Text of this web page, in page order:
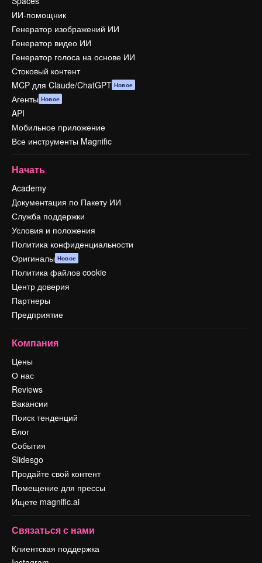
ИИ-помощник
Генератор изображений ИИ
Генератор видео ИИ
Генератор голоса на основе ИИ
Стоковый контент
MCP для Claude/ChatGPT Новое
Агенты Новое
API
Мобильное приложение
Все инструменты Magnific
Начать
Academy
Документация по Пакету ИИ
Служба поддержки
Условия и положения
Политика конфиденциальности
Оригиналы Новое
Политика файлов cookie
Центр доверия
Партнеры
Предприятие
Компания
Цены
О нас
Reviews
Вакансии
Поиск тенденций
Блог
События
Slidesgo
Продайте свой контент
Помещение для прессы
Ищете magnific.ai
Связаться с нами
Клиентская поддержка